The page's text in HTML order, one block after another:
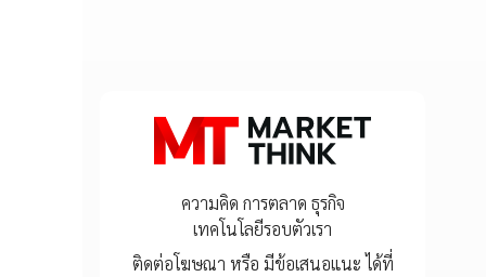
ความคิด การตลาด ธุรกิจ
เทคโนโลยีรอบตัวเรา
ติดต่อโฆษณา หรือ มีข้อเสนอแนะ ได้ที่